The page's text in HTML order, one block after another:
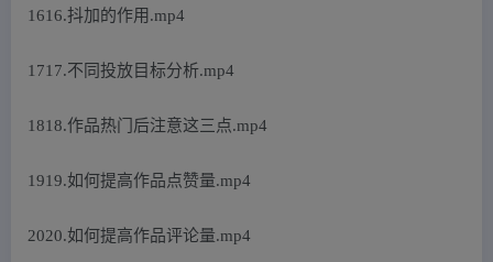
1616.抖加的作用.mp4
1717.不同投放目标分析.mp4
1818.作品热门后注意这三点.mp4
1919.如何提高作品点赞量.mp4
2020.如何提高作品评论量.mp4